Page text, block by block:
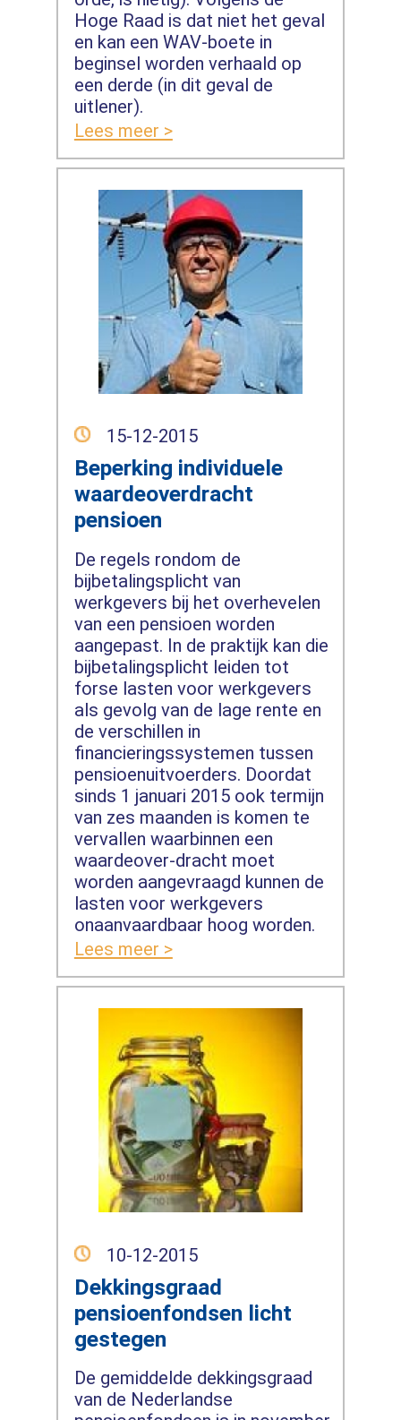
Hoge Raad is dat niet het geval
en kan een WAV-boete in
beginsel worden verhaald op
een derde (in dit geval de
uitlener).
Lees meer >
15-12-2015
Beperking individuele
waardeoverdracht
pensioen
De regels rondom de
bijbetalingsplicht van
werkgevers bij het overhevelen
van een pensioen worden
aangepast. In de praktijk kan die
bijbetalingsplicht leiden tot
forse lasten voor werkgevers
als gevolg van de lage rente en
de verschillen in
financieringssystemen tussen
pensioenuitvoerders. Doordat
sinds 1 januari 2015 ook termijn
van zes maanden is komen te
vervallen waarbinnen een
waardeover-dracht moet
worden aangevraagd kunnen de
lasten voor werkgevers
onaanvaardbaar hoog worden.
Lees meer >
10-12-2015
Dekkingsgraad
pensioenfondsen licht
gestegen
De gemiddelde dekkingsgraad
van de Nederlandse